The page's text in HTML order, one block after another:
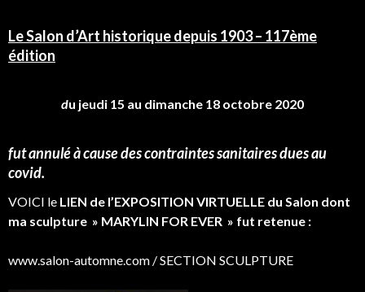
Le Salon d’Art historique depuis 1903 – 117ème
édition
du jeudi 15 au dimanche 18 octobre 2020
fut annulé à cause des contraintes sanitaires dues au
covid.
VOICI le LIEN de l’EXPOSITION VIRTUELLE du Salon dont
ma sculpture » MARYLIN FOR EVER » fut retenue :
www.salon-automne.com / SECTION SCULPTURE